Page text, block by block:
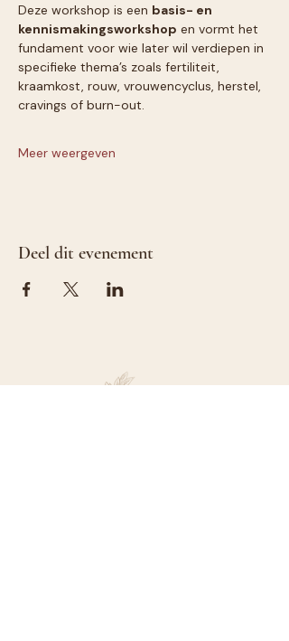
Deze workshop is een basis- en
kennismakingsworkshop en vormt het
fundament voor wie later wil verdiepen in
specifieke thema’s zoals fertiliteit,
kraamkost, rouw, vrouwencyclus, herstel,
cravings of burn-out.
Meer weergeven
Deel dit evenement